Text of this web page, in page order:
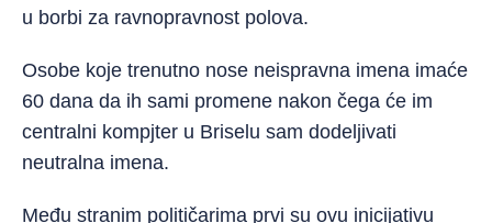
u borbi za ravnopravnost polova.
Osobe koje trenutno nose neispravna imena imaće
60 dana da ih sami promene nakon čega će im
centralni kompjter u Briselu sam dodeljivati
neutralna imena.
Među stranim političarima prvi su ovu inicijativu